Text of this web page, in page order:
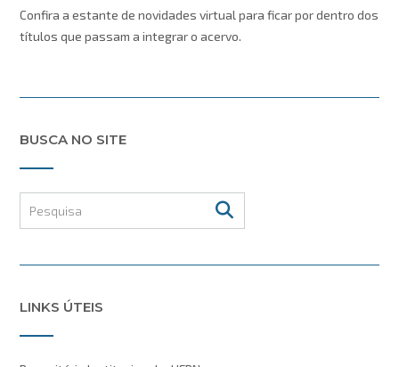
Confira a estante de novidades virtual para ficar por dentro dos
títulos que passam a integrar o acervo.
BUSCA NO SITE
LINKS ÚTEIS